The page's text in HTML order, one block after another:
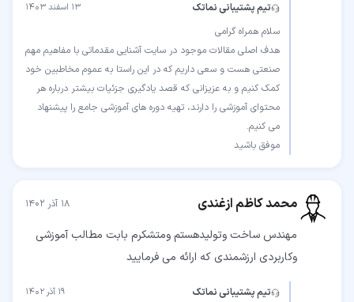
تیم پشتیبانی نماتک ۱۳ اسفند ۱۴۰۳
هدف اصلی مقالات موجود در سایت آشنایی مقدماتی با مفاهیم مهم
صنعتی هست و سعی داریم که در این راستا به عموم مخاطبین خود
کمک کنیم و به عزیزانی که قصد یادگیری جزئیات بیشتر درباره هر
محتوای آموزشی را دارند، تهیه دوره های آموزشی جامع را پیشنهاد
موفق باشید
محمد کاظم ازغندی ۱۸ آذر ۱۴۰۲
مهندس ساخت وتولیدهستم ومتشکرم بابت مطالب آموزشی
وکاربردی ارزشمندی که ارائه می فرمایید
تیم پشتیبانی نماتک ۱۹ آذر ۱۴۰۲